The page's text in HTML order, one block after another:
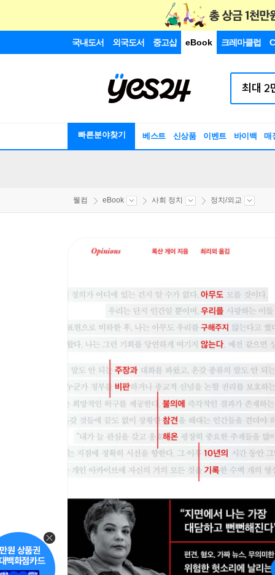
국내도서 외국도서 중고샵 eBook 크레마클럽
빠른분야찾기 베스트 신상품 이벤트 바이백 매
웰컴 eBook 사회 정치 정치/외교